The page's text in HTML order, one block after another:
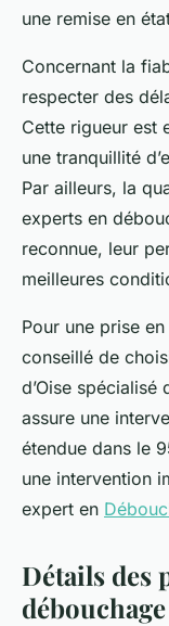
une remise en
Concernant la
respecter des
Cette rigueur est
une tranquillité
Par ailleurs, la
experts en
reconnue, leur
meilleures
Pour une prise
conseillé de
d’Oise
assure une
étendue dans le
une intervention
expert en
Détails des
débouchage